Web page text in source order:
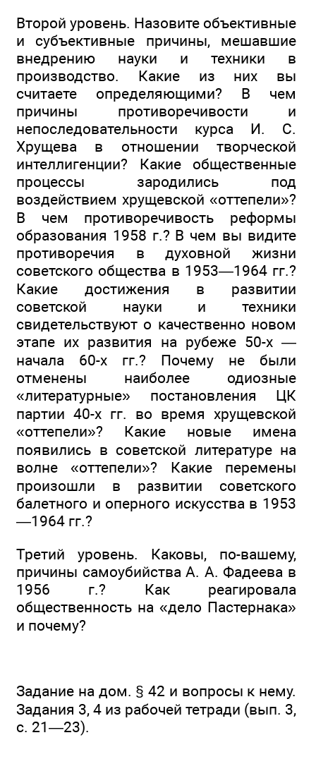
Второй уровень. Назовите объективные
и субъективные причины, мешавшие
внедрению науки и техники в
производство. Какие из них вы
считаете определяющими? В чем
причины противоречивости и
непоследовательности курса И. С.
Хрущева в отношении творческой
интеллигенции? Какие общественные
процессы зародились под
воздействием хрущевской «оттепели»?
В чем противоречивость реформы
образования 1958 г.? В чем вы видите
противоречия в духовной жизни
советского общества в 1953—1964 гг.?
Какие достижения в развитии
советской науки и техники
свидетельствуют о качественно новом
этапе их развития на рубеже 50-х —
начала 60-х гг.? Почему не были
отменены наиболее одиозные
«литературные» постановления ЦК
партии 40-х гг. во время хрущевской
«оттепели»? Какие новые имена
появились в советской литературе на
волне «оттепели»? Какие перемены
произошли в развитии советского
балетного и оперного искусства в 1953
—1964 гг.?
Третий уровень. Каковы, по-вашему,
причины самоубийства А. А. Фадеева в
1956 г.? Как реагировала
общественность на «дело Пастернака»
и почему?
Задание на дом. § 42 и вопросы к нему.
Задания 3, 4 из рабочей тетради (вып. 3,
с. 21—23).